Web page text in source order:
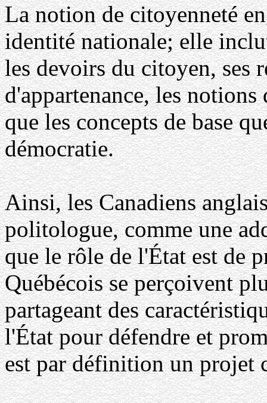
La notion de citoyenneté
identité nationale; elle
les devoirs du citoyen, ses
d'appartenance, les
que les concepts de base
démocratie.
Ainsi, les Canadiens
politologue, comme une
que le rôle de l'État est de
Québécois se perçoivent
partageant des
l'État pour défendre et
est par définition un projet